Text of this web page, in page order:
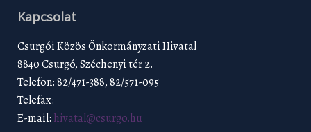
Kapcsolat
Csurgói Közös Önkormányzati Hivatal
8840 Csurgó, Széchenyi tér 2.
Telefon: 82/471-388, 82/571-095
Telefax:
E-mail: hivatal@csurgo.hu